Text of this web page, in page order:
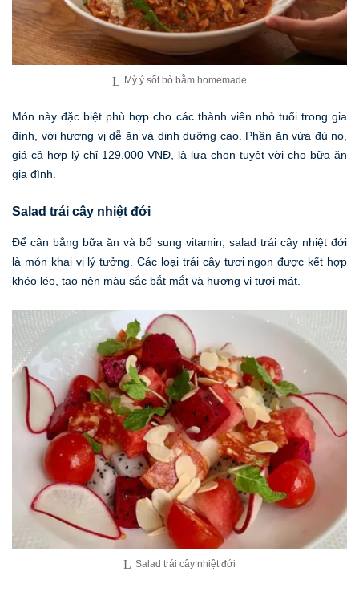
Mỳ ý sốt bò bằm homemade
Món này đặc biệt phù hợp cho các thành viên nhỏ tuổi trong gia
đình, với hương vị dễ ăn và dinh dưỡng cao. Phần ăn vừa đủ no,
giá cả hợp lý chỉ 129.000 VNĐ, là lựa chọn tuyệt vời cho bữa ăn
gia đình.
Salad trái cây nhiệt đới
Để cân bằng bữa ăn và bổ sung vitamin, salad trái cây nhiệt đới
là món khai vị lý tưởng. Các loại trái cây tươi ngon được kết hợp
khéo léo, tạo nên màu sắc bắt mắt và hương vị tươi mát.
Salad trái cây nhiệt đới